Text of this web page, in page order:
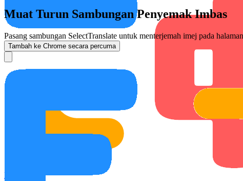
Rumah
Muat Turun Sambungan Penyemak Imbas
Pasang sambungan SelectTranslate untuk menterjemah imej pada
Tambah ke Chrome secara percuma